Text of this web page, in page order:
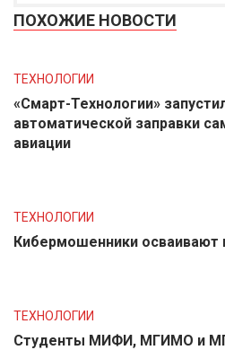
ПОХОЖИЕ НОВОСТИ
ТЕХНОЛОГИИ
«Смарт-Технологии»
автоматической заправки
авиации
ТЕХНОЛОГИИ
Кибермошенники осваивают
ТЕХНОЛОГИИ
Студенты МИФИ, МГИМО и